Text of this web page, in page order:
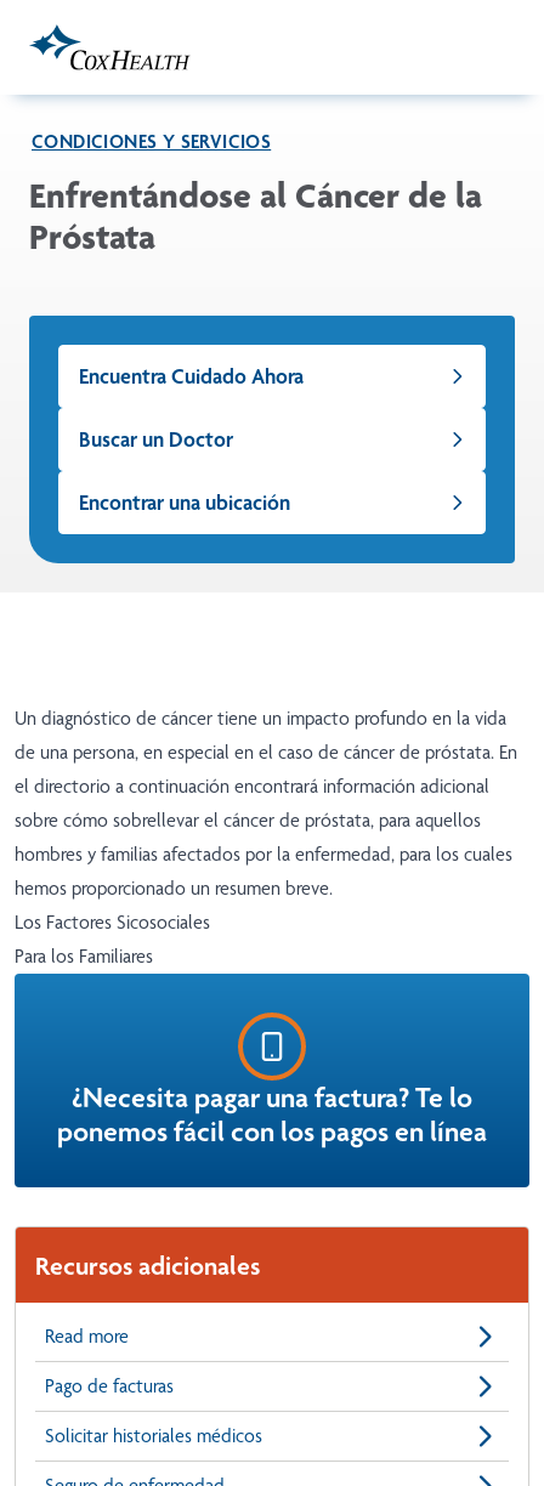
CONDICIONES Y SERVICIOS
Enfrentándose al Cáncer de la
Próstata
Encuentra Cuidado Ahora
Buscar un Doctor
Encontrar una ubicación
Un diagnóstico de cáncer tiene un impacto profundo en la vida
de una persona, en especial en el caso de cáncer de próstata. En
el directorio a continuación encontrará información adicional
sobre cómo sobrellevar el cáncer de próstata, para aquellos
hombres y familias afectados por la enfermedad, para los cuales
hemos proporcionado un resumen breve.
Los Factores Sicosociales
Para los Familiares
¿Necesita pagar una factura? Te lo
ponemos fácil con los pagos en línea
Recursos adicionales
Read more
Pago de facturas
Solicitar historiales médicos